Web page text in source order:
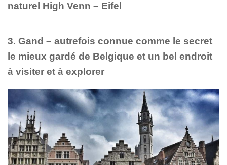
naturel High Venn – Eifel
3. Gand – autrefois connue comme le secret
le mieux gardé de Belgique et un bel endroit
à visiter et à explorer